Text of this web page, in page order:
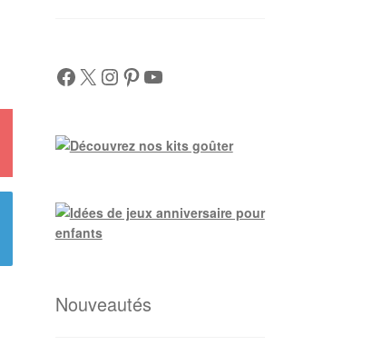
Facebook
X Instagram
Pinterest
YouTube
Nouveautés